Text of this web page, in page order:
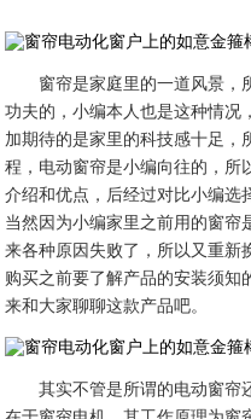
窗帘是家庭里的一道风景，
功夫的，小编本人也是这种情况
加期待的是家里的科技感十足，
程，电动窗帘是小编向往的，所
介绍和优点，后经过对比小编选
当然因为小编家里之前用的窗帘
来各种原因失败了，所以又重新
购买之前要了解产品的安装须知
来和大家聊聊这款产品吧。
其实不管是所谓的电动窗帘